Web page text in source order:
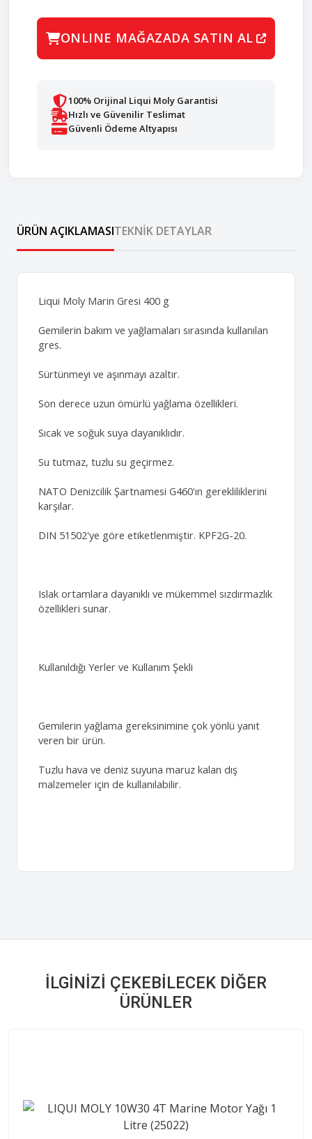
ONLINE MAĞAZADA SATIN AL
100% Orijinal Liqui Moly Garantisi
Hızlı ve Güvenilir Teslimat
Güvenli Ödeme Altyapısı
ÜRÜN AÇIKLAMASITEKNIK DETAYLAR
Liqui Moly Marin Gresi 400 g
Gemilerin bakım ve yağlamaları sırasında kullanılan
gres.
Sürtünmeyi ve aşınmayı azaltır.
Son derece uzun ömürlü yağlama özellikleri.
Sıcak ve soğuk suya dayanıklıdır.
Su tutmaz, tuzlu su geçirmez.
NATO Denizcilik Şartnamesi G460'ın gerekliliklerini
karşılar.
DIN 51502'ye göre etiketlenmiştir. KPF2G-20.
Islak ortamlara dayanıklı ve mükemmel sızdırmazlık
özellikleri sunar.
Kullanıldığı Yerler ve Kullanım Şekli
Gemilerin yağlama gereksinimine çok yönlü yanıt
veren bir ürün.
Tuzlu hava ve deniz suyuna maruz kalan dış
malzemeler için de kullanılabilir.
İLGINIZI ÇEKEBILECEK DIĞER
ÜRÜNLER